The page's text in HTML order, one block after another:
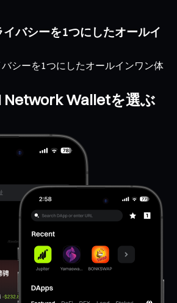
イバシーを1つにしたオールイ
シーを1つにしたオールインワン体
Network Walletを選ぶ